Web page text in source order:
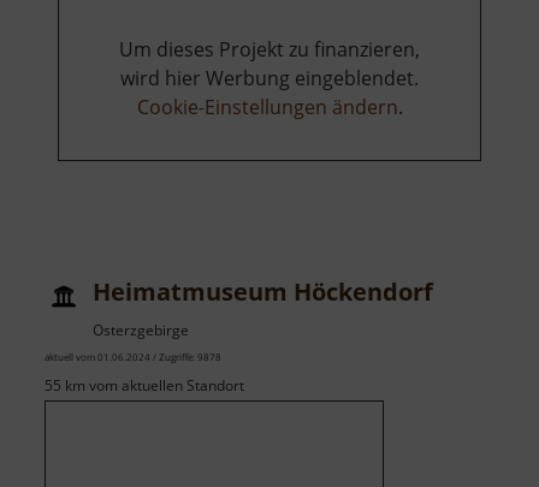
Um dieses Projekt zu finanzieren,
wird hier Werbung eingeblendet.
Cookie-Einstellungen ändern.
Heimatmuseum Höckendorf
Osterzgebirge
aktuell vom 01.06.2024 / Zugriffe: 9878
55 km vom aktuellen Standort